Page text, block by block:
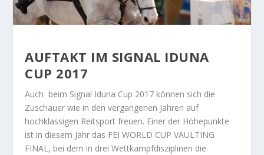
AUFTAKT IM SIGNAL IDUNA
CUP 2017
Auch beim Signal Iduna Cup 2017 können sich die
Zuschauer wie in den vergangenen Jahren auf
hochklassigen Reitsport freuen. Einer der Höhepunkte
ist in diesem Jahr das FEI WORLD CUP VAULTING
FINAL, bei dem in drei Wettkampfdisziplinen die